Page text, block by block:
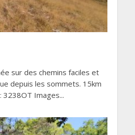
sur des chemins faciles et
depuis les sommets. 15km
3238OT Images...